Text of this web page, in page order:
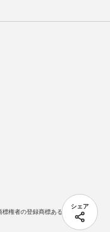
シェア
権者の登録商標あるいは商標で